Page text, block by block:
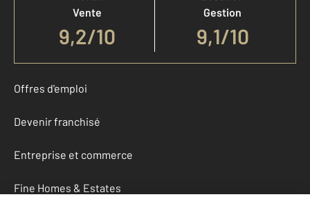
Vente
9,2/10
Gestion
9,1/10
Offres d'emploi
Devenir franchisé
Entreprise et commerce
Fine Homes & Estates